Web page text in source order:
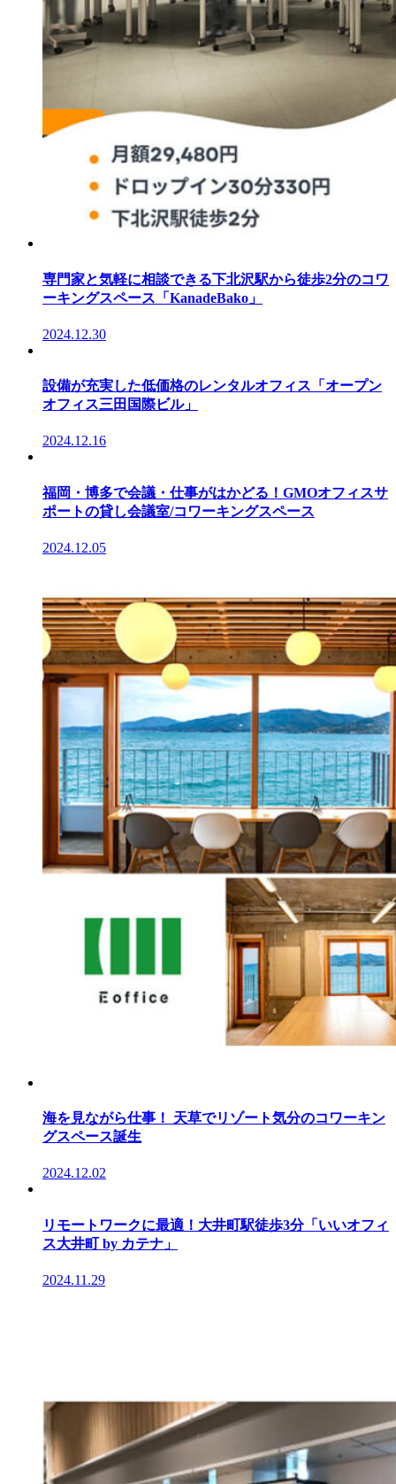
専門家と気軽に相談できる下北沢駅から徒歩2分のコワ
ーキングスペース「KanadeBako」
2024.12.30
設備が充実した低価格のレンタルオフィス「オープン
オフィス三田国際ビル」
2024.12.16
福岡・博多で会議・仕事がはかどる！GMOオフィスサ
ポートの貸し会議室/コワーキングスペース
2024.12.05
海を見ながら仕事！ 天草でリゾート気分のコワーキン
グスペース誕生
2024.12.02
リモートワークに最適！大井町駅徒歩3分「いいオフィ
ス大井町 by カテナ」
2024.11.29